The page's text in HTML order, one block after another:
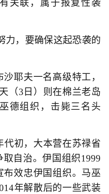
关联，属于报复性袭
力，要确保这起恐袭的
耶夫一名高级特工，
（3日）则在棉兰老岛
德组织，击毙三名头
代初，大本营在苏禄省
自治。伊国组织1999
布效忠伊国组织。马巫
年解散后的一些武装